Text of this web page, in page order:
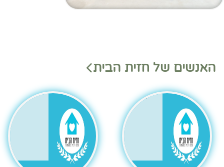
האנשים של חזית הבית
משמ
בהאנ
גר